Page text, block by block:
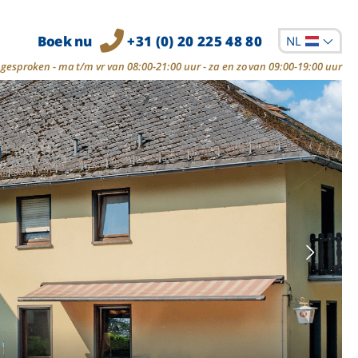
Boek nu +31 (0) 20 225 48 80 NL
- ma t/m vr van 08:00-21:00 uur - za en zo van 09:00-19:00 uur